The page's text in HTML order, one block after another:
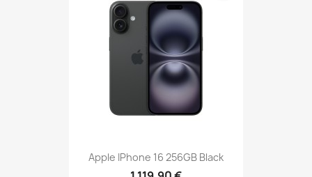
Apple IPhone 16 256GB Black